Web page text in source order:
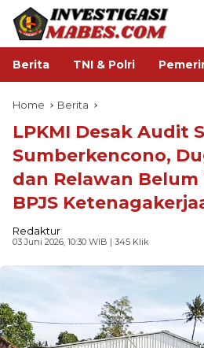
Berita TNI & Polri
Home Berita
LPKMI Desak Audit
Sumberkencono,
dan Relawan
BPJS
Redaktur
03 Juni 2026, 10:30 WIB | 345 Klik